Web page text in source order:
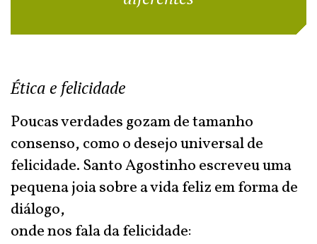
Ética e felicidade
Poucas verdades gozam de tamanho
consenso, como o desejo universal de
felicidade. Santo Agostinho escreveu uma
pequena joia sobre a vida feliz em forma de
diálogo,
onde nos fala da felicidade: